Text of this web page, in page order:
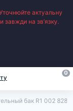
актуальну
завжди на зв’язку.
0
бак R1 002 828